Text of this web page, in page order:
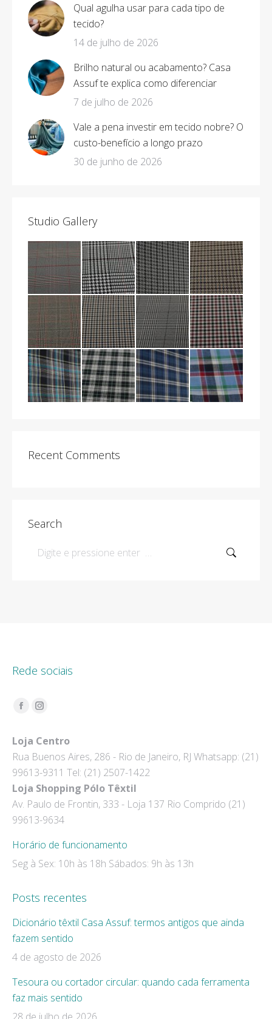
Qual agulha usar para cada tipo de
tecido?
14 de julho de 2026
Brilho natural ou acabamento? Casa
Assuf te explica como diferenciar
7 de julho de 2026
Vale a pena investir em tecido nobre? O
custo-benefício a longo prazo
30 de junho de 2026
Studio Gallery
Recent Comments
Search
Search:
Rede sociais
Encontre-nos em:
Facebook
opens
in
new
window
Instagram
opens
in
new
window
Loja Centro
Rua Buenos Aires, 286 - Rio de Janeiro, RJ Whatsapp: (21)
99613-9311 Tel: (21) 2507-1422
Loja Shopping Pólo Têxtil
Av. Paulo de Frontin, 333 - Loja 137 Rio Comprido (21)
99613-9634
Horário de funcionamento
Seg à Sex: 10h às 18h Sábados: 9h às 13h
Posts recentes
Dicionário têxtil Casa Assuf: termos antigos que ainda
fazem sentido
4 de agosto de 2026
Tesoura ou cortador circular: quando cada ferramenta
faz mais sentido